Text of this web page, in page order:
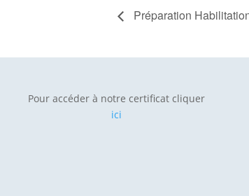
Préparation
Pour accéder à notre certificat cliquer
ici